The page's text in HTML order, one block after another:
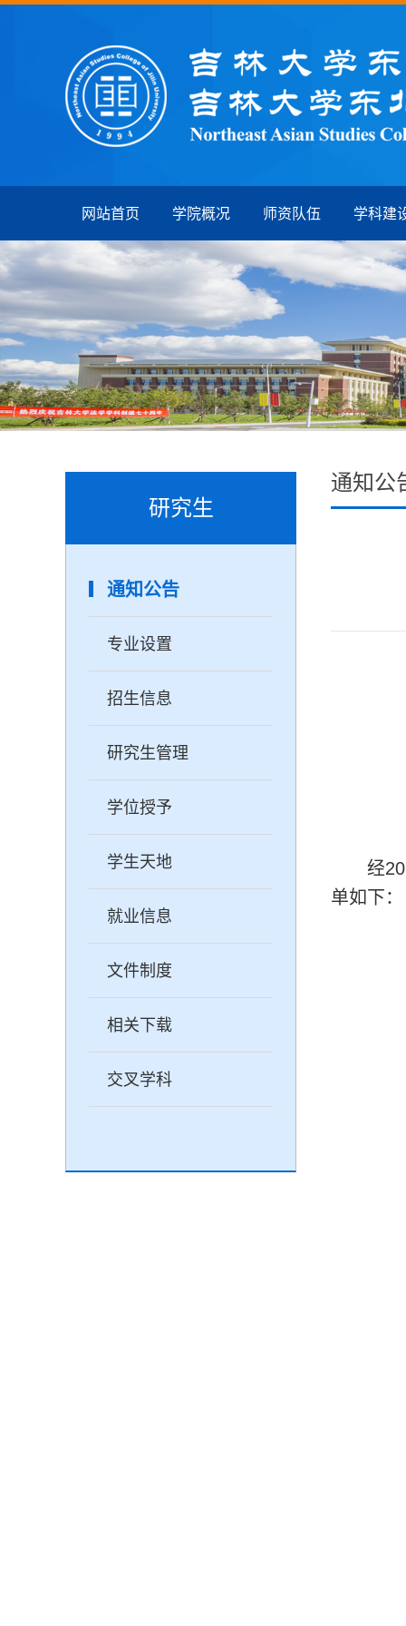
网站首页 学院概况 师资队伍 学科建
研究生
通知公告
专业设置
招生信息
研究生管理
学位授予
学生天地
就业信息
文件制度
相关下载
交叉学科
通知公
经
单如下：